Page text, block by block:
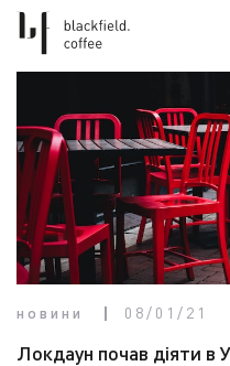
новини 08/01/21
Локдаун почав діяти в